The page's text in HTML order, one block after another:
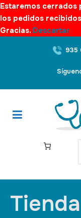
Estaremos cerrados
los pedidos
Gracias. Descartar
935
Tienda